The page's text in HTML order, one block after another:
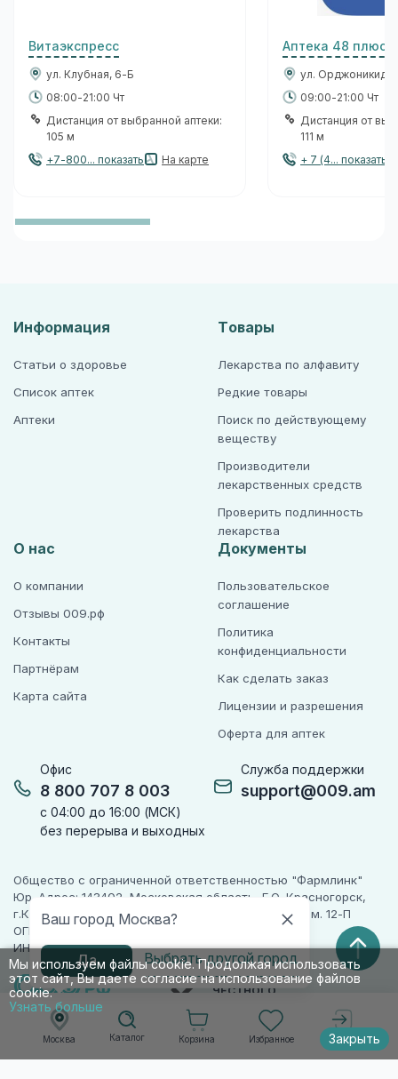
Москва
Ваш город Москва?
Да Выбрать другой город
Каталог Корзина Избранное Войти
Витаэкспресс
ул. Клубная, 6-Б
08:00-21:00 Чт
Дистанция от выбранной аптеки:
105 м
+7-800... показать
На карте
Аптека 48 плюс
ул.
09:00-21:00 Чт
Дистанция от
111 м
+ 7 (4... показать
Мы используем файлы cookie. Продолжая использовать
этот сайт, Вы даете согласие на использование файлов
cookie.
Узнать больше
Закрыть
Офис
8 800 707 8 003
с 04:00 до 16:00 (МСК)
без перерыва и выходных
Служба поддержки
support@009.am
Информация
Статьи о здоровье
Список аптек
Аптеки
Товары
Лекарства по алфавиту
Редкие товары
Поиск по действующему
веществу
Производители
лекарственных средств
Проверить подлинность
лекарства
О нас
О компании
Отзывы 009.рф
Контакты
Партнёрам
Карта сайта
Документы
Пользовательское
соглашение
Политика
конфиденциальности
Как сделать заказ
Лицензии и разрешения
Оферта для аптек
Общество с ограниченной ответственностью "Фармлинк"
Юр. Адрес: 143402, Московская область, Г.О. Красногорск,
г.Красногорск, ул. Жуковского, д. 17, помещ. III, ком. 12-П
ОГРН 1225000071955
ИНН 5024223277
ПАРТНЕР
ЧЕСТНОГО